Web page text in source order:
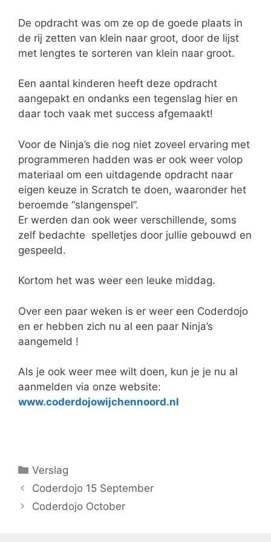
De opdracht was om ze op de goede plaats in
de rij zetten van klein naar groot, door de lijst
met lengtes te sorteren van klein naar groot.
Een aantal kinderen heeft deze opdracht
aangepakt en ondanks een tegenslag hier en
daar toch vaak met success afgemaakt!
Voor de Ninja’s die nog niet zoveel ervaring met
programmeren hadden was er ook weer volop
materiaal om een uitdagende opdracht naar
eigen keuze in Scratch te doen, waaronder het
beroemde “slangenspel”.
Er werden dan ook weer verschillende, soms
zelf bedachte spelletjes door jullie gebouwd en
gespeeld.
Kortom het was weer een leuke middag.
Over een paar weken is er weer een Coderdojo
en er hebben zich nu al een paar Ninja’s
aangemeld !
Als je ook weer mee wilt doen, kun je je nu al
aanmelden via onze website:
www.coderdojowijchennoord.nl
Categorieën
Verslag
Coderdojo 15 September
Coderdojo October